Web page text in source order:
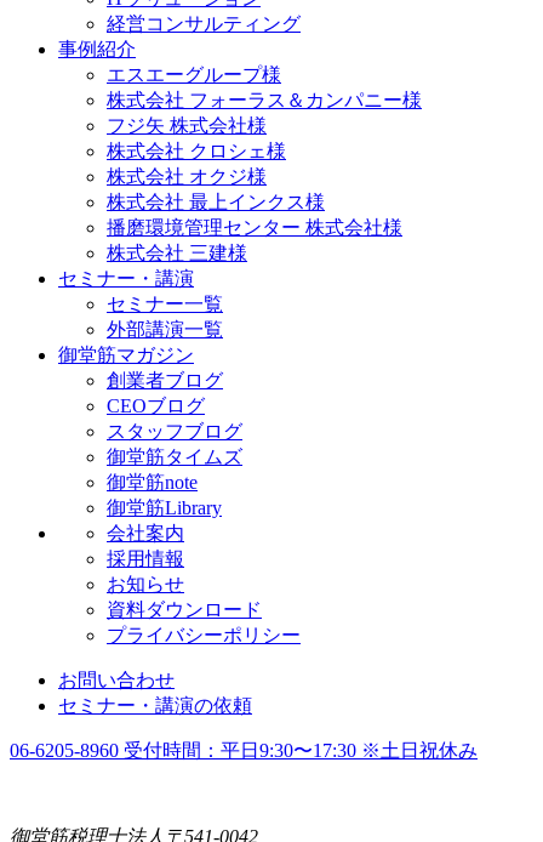
経営コンサルティング
事例紹介
エスエーグループ様
株式会社 フォーラス＆カンパニー様
フジ矢 株式会社様
株式会社 クロシェ様
株式会社 オクジ様
株式会社 最上インクス様
播磨環境管理センター 株式会社様
株式会社 三建様
セミナー・講演
セミナー一覧
外部講演一覧
御堂筋マガジン
創業者ブログ
CEOブログ
スタッフブログ
御堂筋タイムズ
御堂筋note
御堂筋Library
会社案内
採用情報
お知らせ
資料ダウンロード
プライバシーポリシー
お問い合わせ
セミナー・講演の依頼
06-6205-8960 受付時間：平日9:30〜17:30 ※土日祝休み
御堂筋税理士法人〒541-0042